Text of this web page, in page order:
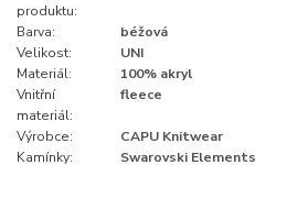
produktu:
Barva:
béžová
Velikost:
UNI
Materiál:
100% akryl
Vnitřní
materiál:
fleece
Výrobce:
CAPU Knitwear
Kamínky:
Swarovski Elements